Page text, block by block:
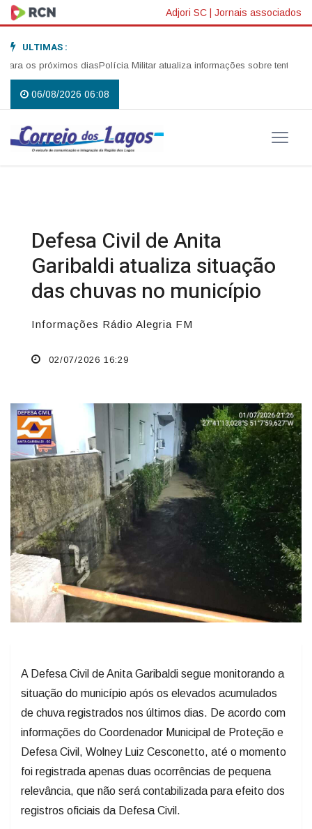
Adjori SC | Jornais associados
ULTIMAS :
os próximos diasPolícia Militar atualiza informações sobre tentativa
06/08/2026 06:08
Defesa Civil de Anita
Garibaldi atualiza situação
das chuvas no município
Informações Rádio Alegria FM
02/07/2026 16:29
A Defesa Civil de Anita Garibaldi segue monitorando a
situação do município após os elevados acumulados
de chuva registrados nos últimos dias. De acordo com
informações do Coordenador Municipal de Proteção e
Defesa Civil, Wolney Luiz Cesconetto, até o momento
foi registrada apenas duas ocorrências de pequena
relevância, que não será contabilizada para efeito dos
registros oficiais da Defesa Civil.